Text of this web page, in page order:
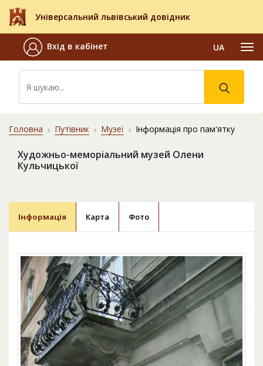
Універсальний львівський довідник
Вхід в кабінет UA
Головна Путівник Музеї Інформація про пам'ятку
Художньо-меморіальний музей Олени
Кульчицької
Інформація Карта Фото